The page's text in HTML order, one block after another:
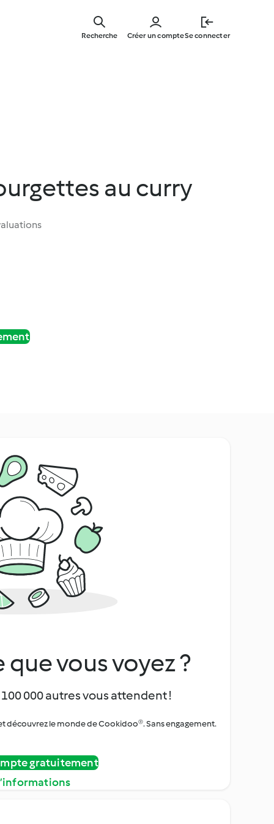
main
Créer un compteSe connecter
Recherche
au curry
vous voyez ?
000 autres vous attendent !
découvrez le monde de Cookidoo®. Sans engagement.
gratuitement